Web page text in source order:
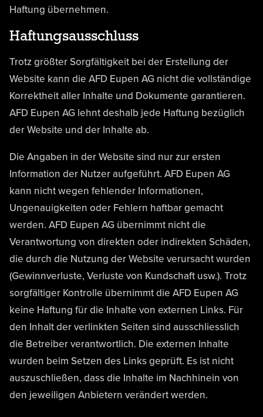
Haftung übernehmen.
Haftungsausschluss
Trotz größter Sorgfältigkeit bei der Erstellung der
Website kann die AFD Eupen AG nicht die vollständige
Korrektheit aller Inhalte und Dokumente garantieren.
AFD Eupen AG lehnt deshalb jede Haftung bezüglich
der Website und der Inhalte ab.
Die Angaben in der Website sind nur zur ersten
Information der Nutzer aufgeführt. AFD Eupen AG
kann nicht wegen fehlender Informationen,
Ungenauigkeiten oder Fehlern haftbar gemacht
werden. AFD Eupen AG übernimmt nicht die
Verantwortung von direkten oder indirekten Schäden,
die durch die Nutzung der Website verursacht wurden
(Gewinnverluste, Verluste von Kundschaft usw.). Trotz
sorgfältiger Kontrolle übernimmt die AFD Eupen AG
keine Haftung für die Inhalte von externen Links. Für
den Inhalt der verlinkten Seiten sind ausschliesslich
die Betreiber verantwortlich. Die externen Inhalte
wurden beim Setzen des Links geprüft. Es ist nicht
auszuschließen, dass die Inhalte im Nachhinein von
den jeweiligen Anbietern verändert werden.